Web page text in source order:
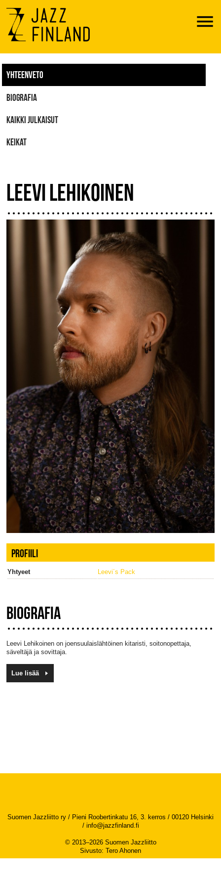
Menu
YHTEENVETO
BIOGRAFIA
KAIKKI JULKAISUT
KEIKAT
LEEVI LEHIKOINEN
PROFIILI
Yhtyeet Leevi´s Pack
BIOGRAFIA
Leevi Lehikoinen on joensuulaislähtöinen kitaristi, soitonopettaja,
säveltäjä ja sovittaja.
Lue lisää
Suomen Jazzliitto ry / Pieni Roobertinkatu 16, 3. kerros / 00120 Helsinki
/ info@jazzfinland.fi
© 2013–2026 Suomen Jazzliitto
Sivusto: Tero Ahonen